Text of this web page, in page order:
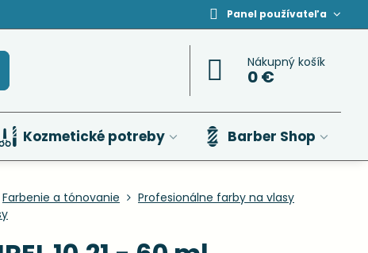
Panel používateľa
Nákupný košík
0 €
Kozmetické potreby Barber Shop
Farbenie a tónovanie
Profesionálne farby na vlasy